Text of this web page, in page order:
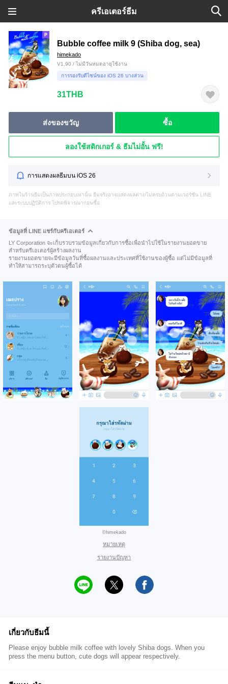
ครีเอเตอร์ธีม
Bubble coffee milk 9 (Shiba dog, sea)
himekado
V1.90 / ไม่มีวันหมดอายุใช้งาน
การรองรับดีไซน์ของ iOS 26 บางส่วน
31THB
ส่งของขวัญ ซื้อ
ลองใช้สติกเกอร์ & ธีมไม่อั้น ฟรี!
การแสดงผลธีมบน iOS 26
ภาพในร้านธีมเป็นภาพประกอบเท่านั้น ธีมจริงอาจแสดงผลต่าง/ไม่ครบถ้วนตามเวอร์ชัน LINE
และระบบปฏิบัติการ โปรดพิจารณาก่อนซื้อ
ข้อมูลที่ LINE แชร์กับครีเอเตอร์
LY Corporation จะเก็บรวบรวมข้อมูลเกี่ยวกับการซื้อเพื่อนำไปใช้ในรายงานยอดขาย
สำหรับครีเอเตอร์ผู้สร้างผลงาน
รายงานยอดขายจะมีข้อมูลวันที่ซื้อผลงานและประเทศที่ใช้งานของผู้ซื้อ แต่ไม่มีข้อมูลที่
ทำให้สามารถระบุตัวตนผู้ซื้อได้
©himekado
หมายเหตุ
รายงานปัญหา
เกี่ยวกับธีมนี้
Please enjoy bubble milk coffee with lovely Shiba dogs. When you
press the menu button, cute dogs will appear respectively.